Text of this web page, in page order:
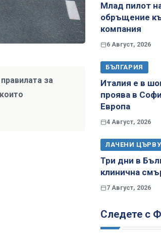
за
Млад пилот
обръщение
компания
6 Август, 2026
БЪЛГАРИЯ
Италия е в
проява в
Европа
4 Август, 2026
ЛАЧЕНИ
Три дни в
клинична
7 Август, 2026
Следете с